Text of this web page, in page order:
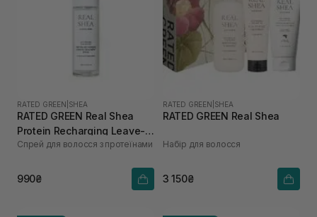
RATED GREEN SHEA
RATED GREEN Real Shea
Protein Recharging Leave-in
Treatment Spray для
волосся 80 мл
Спрей для волосся з протеїнами
990₴
RATED GREEN SHEA
RATED GREEN Real Shea
Набір для волосся
3 150₴